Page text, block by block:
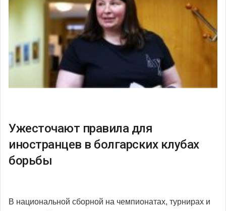
Ужесточают правила для
иностранцев в болгарских клубах
борьбы
В национальной сборной на чемпионатах, турнирах и